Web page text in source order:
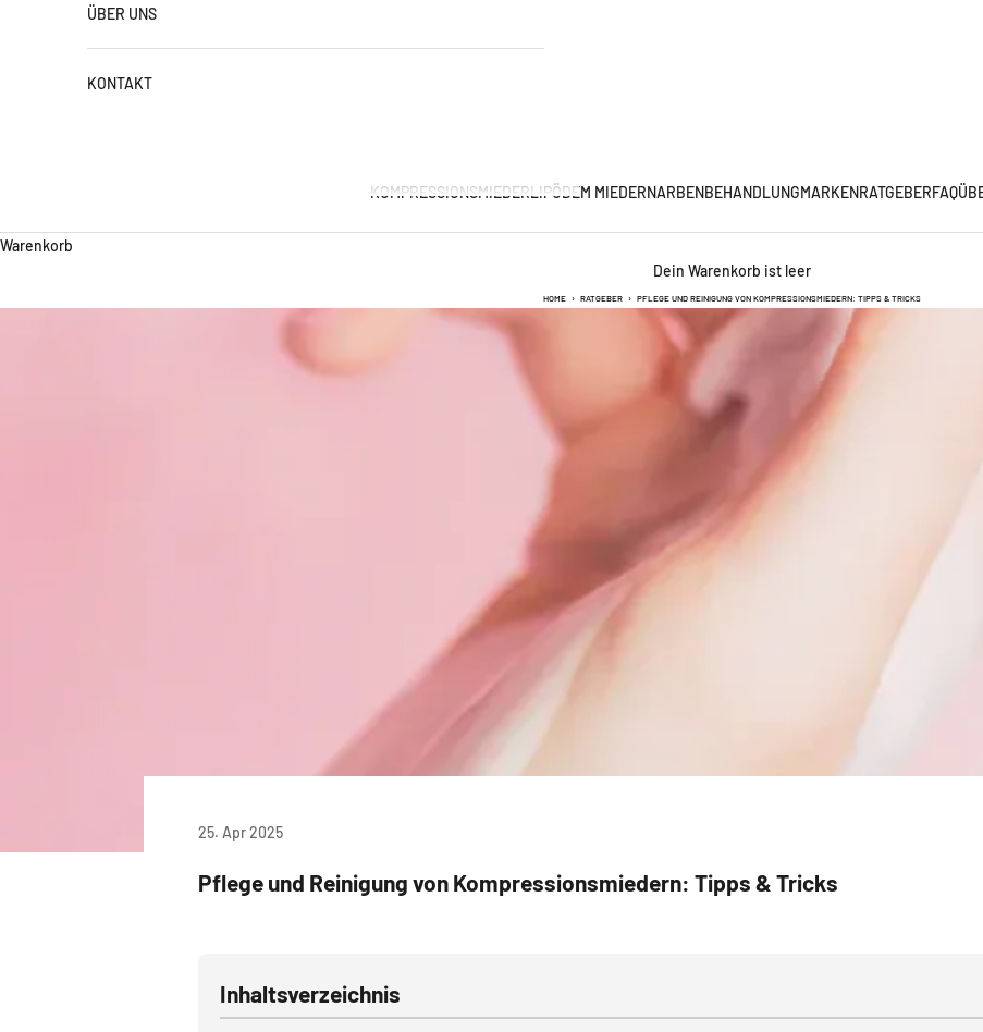
KOMPRESSIONSMIEDERLIPÖDEM MIEDERNARBENBEHANDLUNGMARKENRATGEBERFAQ
ÜBER UNS
KONTAKT
Warenkorb
Dein Warenkorb ist leer
HOME › RATGEBER › PFLEGE UND REINIGUNG VON KOMPRESSIONSMIEDERN: TIPPS & TRICKS
25. Apr 2025
Pflege und Reinigung von Kompressionsmiedern: Tipps & Tricks
Inhaltsverzeichnis